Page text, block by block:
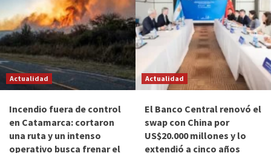
Actualidad
Incendio fuera de control
en Catamarca: cortaron
una ruta y un intenso
operativo busca frenar el
Actualidad
El Banco Central renovó el
swap con China por
US$20.000 millones y lo
extendió a cinco años